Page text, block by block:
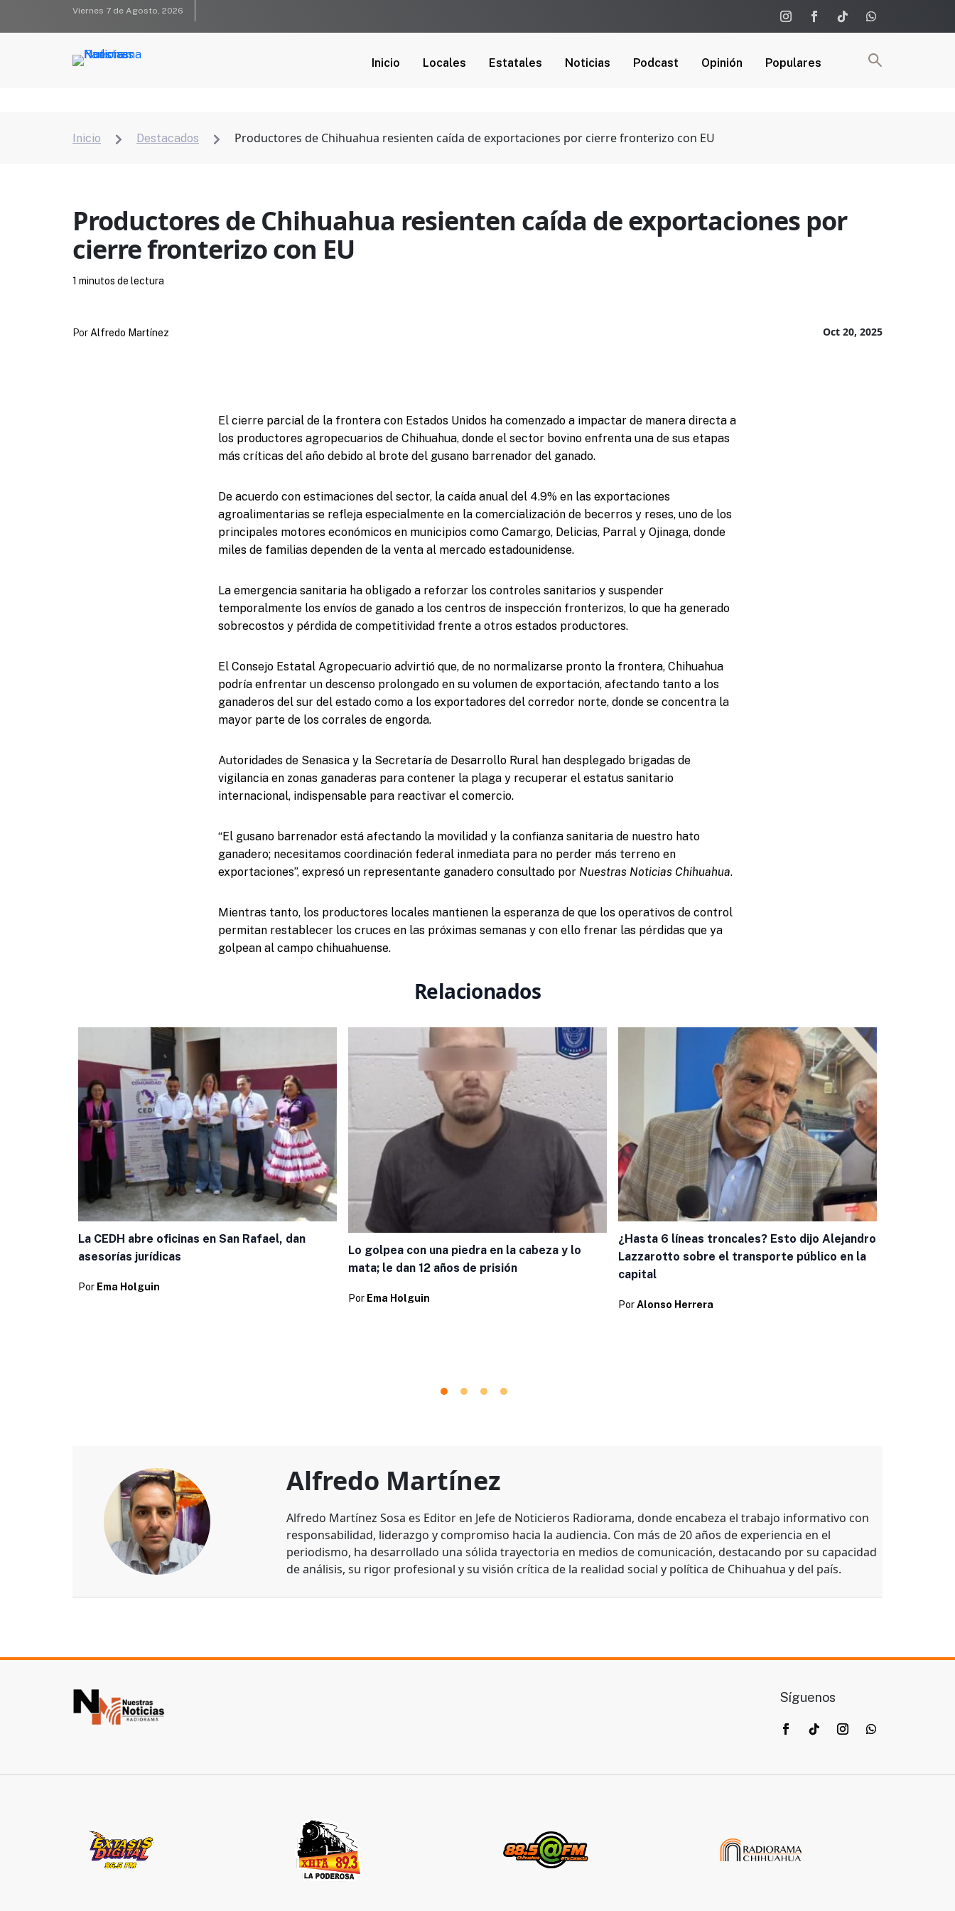
Viernes 7 de Agosto, 2026
Inicio Locales Estatales Noticias Podcast Opinión Populares
Inicio  Destacados  Productores de Chihuahua resienten caída de exportaciones por cierre fronterizo con EU
Productores de Chihuahua resienten caída de exportaciones por
cierre fronterizo con EU
Oct 20, 2025
Por Alfredo Martínez
1 minutos de lectura
El cierre parcial de la frontera con Estados Unidos ha comenzado a impactar de manera directa a
los productores agropecuarios de Chihuahua, donde el sector bovino enfrenta una de sus etapas
más críticas del año debido al brote del gusano barrenador del ganado.
De acuerdo con estimaciones del sector, la caída anual del 4.9% en las exportaciones
agroalimentarias se refleja especialmente en la comercialización de becerros y reses, uno de los
principales motores económicos en municipios como Camargo, Delicias, Parral y Ojinaga, donde
miles de familias dependen de la venta al mercado estadounidense.
La emergencia sanitaria ha obligado a reforzar los controles sanitarios y suspender
temporalmente los envíos de ganado a los centros de inspección fronterizos, lo que ha generado
sobrecostos y pérdida de competitividad frente a otros estados productores.
El Consejo Estatal Agropecuario advirtió que, de no normalizarse pronto la frontera, Chihuahua
podría enfrentar un descenso prolongado en su volumen de exportación, afectando tanto a los
ganaderos del sur del estado como a los exportadores del corredor norte, donde se concentra la
mayor parte de los corrales de engorda.
Autoridades de Senasica y la Secretaría de Desarrollo Rural han desplegado brigadas de
vigilancia en zonas ganaderas para contener la plaga y recuperar el estatus sanitario
internacional, indispensable para reactivar el comercio.
“El gusano barrenador está afectando la movilidad y la confianza sanitaria de nuestro hato
ganadero; necesitamos coordinación federal inmediata para no perder más terreno en
exportaciones”, expresó un representante ganadero consultado por Nuestras Noticias Chihuahua.
Mientras tanto, los productores locales mantienen la esperanza de que los operativos de control
permitan restablecer los cruces en las próximas semanas y con ello frenar las pérdidas que ya
golpean al campo chihuahuense.
Relacionados
La CEDH abre oficinas en San Rafael, dan
asesorías jurídicas
Por Ema Holguin
Lo golpea con una piedra en la cabeza y lo
mata; le dan 12 años de prisión
Por Ema Holguin
¿Hasta 6 líneas troncales? Esto dijo Alejandro
Lazzarotto sobre el transporte público en la
capital
PorAlonso Herrera
Alfredo Martínez
Alfredo Martínez Sosa es Editor en Jefe de Noticieros Radiorama, donde encabeza el trabajo informativo con
responsabilidad, liderazgo y compromiso hacia la audiencia. Con más de 20 años de experiencia en el
periodismo, ha desarrollado una sólida trayectoria en medios de comunicación, destacando por su capacidad
de análisis, su rigor profesional y su visión crítica de la realidad social y política de Chihuahua y del país.
Síguenos